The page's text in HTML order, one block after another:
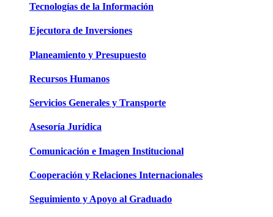
Tecnologías de la Información
Ejecutora de Inversiones
Planeamiento y Presupuesto
Recursos Humanos
Servicios Generales y Transporte
Asesoría Jurídica
Comunicación e Imagen Institucional
Cooperación y Relaciones Internacionales
Seguimiento y Apoyo al Graduado